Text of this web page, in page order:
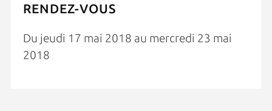
RENDEZ-VOUS
Du jeudi 17 mai 2018 au mercredi 23 mai
2018